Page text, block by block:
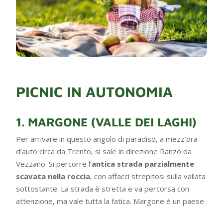
PICNIC IN AUTONOMIA
1. MARGONE (VALLE DEI LAGHI)
Per arrivare in questo angolo di paradiso, a mezz’ora
d’auto circa da Trento, si sale in direzione Ranzo da
Vezzano. Si percorre l’antica strada parzialmente
scavata nella roccia, con affacci strepitosi sulla vallata
sottostante. La strada è stretta e va percorsa con
attenzione, ma vale tutta la fatica. Margone è un paese